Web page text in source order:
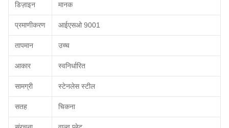
डिज़ाइन मानक
प्रमाणीकरण आईएसओ 9001
तापमान उच्च
आकार स्वनिर्धारित
सामग्री स्टेनलेस स्टील
सतह चिकना